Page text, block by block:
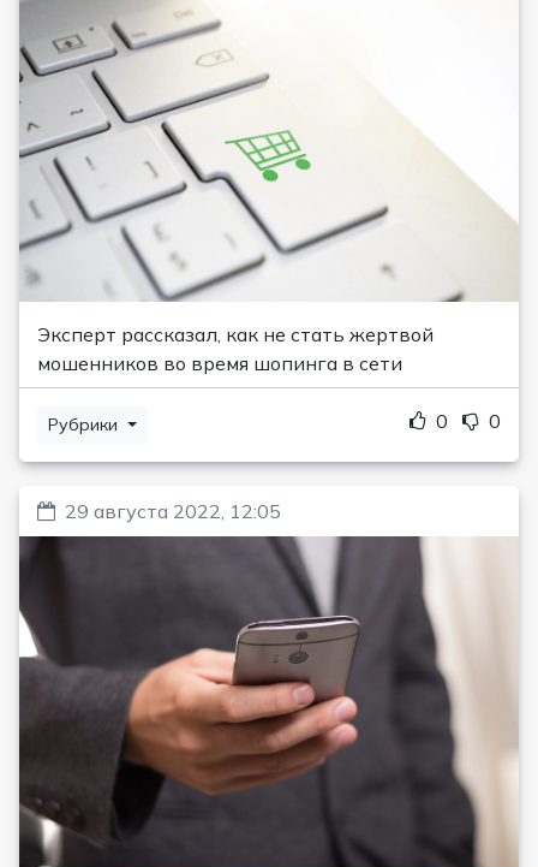
Эксперт рассказал, как не стать жертвой
мошенников во время шопинга в сети
Рубрики 0 0
29 августа 2022, 12:05